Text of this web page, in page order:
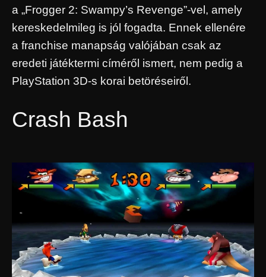
a „Frogger 2: Swampy’s Revenge”-vel, amely
kereskedelmileg is jól fogadta. Ennek ellenére
a franchise manapság valójában csak az
eredeti játéktermi címéről ismert, nem pedig a
PlayStation 3D-s korai betöréseiről.
Crash Bash